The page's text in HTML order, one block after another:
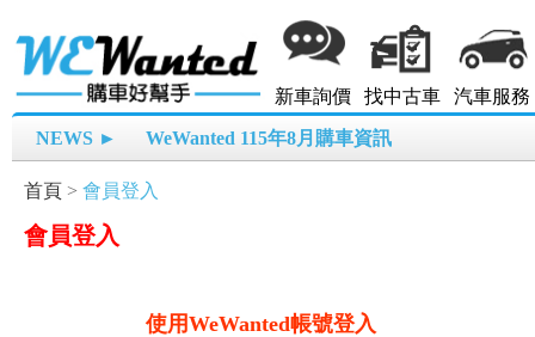
新車詢價 找中古車 汽車服務
NEWS ► WeWanted 115年8月購車資訊
首頁 > 會員登入
會員登入
使用WeWanted帳號登入